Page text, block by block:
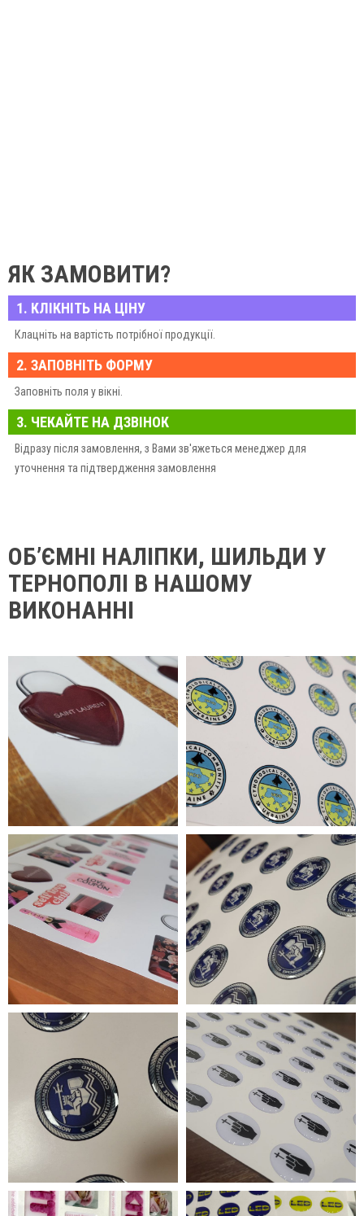
ЯК ЗАМОВИТИ?
1. КЛІКНІТЬ НА ЦІНУ
Клацніть на вартість потрібної продукції.
2. ЗАПОВНІТЬ ФОРМУ
Заповніть поля у вікні.
3. ЧЕКАЙТЕ НА ДЗВІНОК
Відразу після замовлення, з Вами зв'яжеться менеджер для
уточнення та підтвердження замовлення
ОБ’ЄМНІ НАЛІПКИ, ШИЛЬДИ У
ТЕРНОПОЛІ В НАШОМУ
ВИКОНАННІ